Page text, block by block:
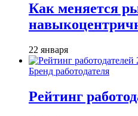
Как меняется
22 января
Бренд работодателя
Рейтинг